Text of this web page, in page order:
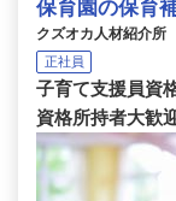
保育園の保育
クズオカ人材紹介所
正社員
子育て支援員資
資格所持者大歓